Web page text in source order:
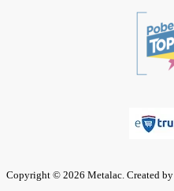
Copyright © 2026 Metalac. Created by